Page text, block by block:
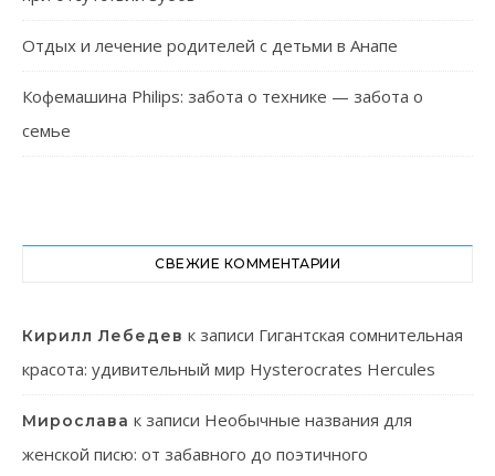
Отдых и лечение родителей с детьми в Анапе
Кофемашина Philips: забота о технике — забота о
семье
СВЕЖИЕ КОММЕНТАРИИ
Кирилл Лебедев к записи Гигантская сомнительная
красота: удивительный мир Hysterocrates Hercules
Мирослава к записи Необычные названия для
женской писю: от забавного до поэтичного